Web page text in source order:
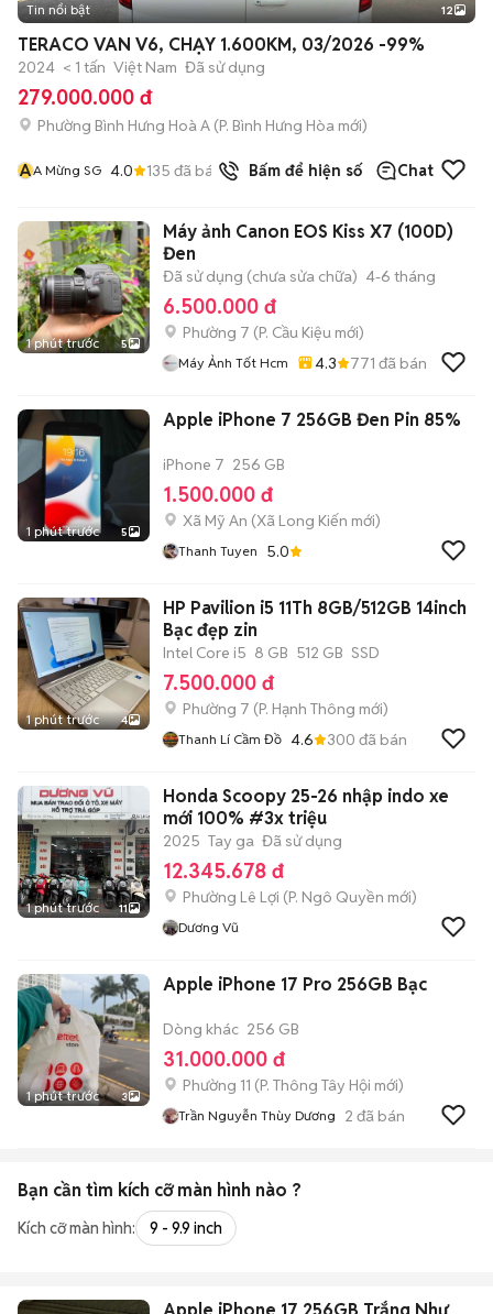
+2
Tin nổi bật 12
TERACO VAN V6, CHẠY 1.600KM, 03/2026 -99%
2024 < 1 tấn Việt Nam Đã sử dụng
279.000.000 đ
Phường Bình Hưng Hoà A (P. Bình Hưng Hòa mới)
AA Mừng SG 4.0 135 đã bán Bấm để hiện số Chat
1 phút trước 5
Máy ảnh Canon EOS Kiss X7 (100D)
Đen
Đã sử dụng (chưa sửa chữa) 4-6 tháng
6.500.000 đ
Phường 7 (P. Cầu Kiệu mới)
Máy Ảnh Tốt Hcm 4.3 771 đã bán
1 phút trước 5
Apple iPhone 7 256GB Đen Pin 85%
iPhone 7 256 GB
1.500.000 đ
Xã Mỹ An (Xã Long Kiến mới)
Thanh Tuyen 5.0
1 phút trước 4
HP Pavilion i5 11Th 8GB/512GB 14inch
Bạc đẹp zin
Intel Core i5 8 GB 512 GB SSD
7.500.000 đ
Phường 7 (P. Hạnh Thông mới)
Thanh Lí Cầm Đồ 4.6 300 đã bán
1 phút trước 11
Honda Scoopy 25-26 nhập indo xe
mới 100% #3x triệu
2025 Tay ga Đã sử dụng
12.345.678 đ
Phường Lê Lợi (P. Ngô Quyền mới)
Dương Vũ
1 phút trước 3
Apple iPhone 17 Pro 256GB Bạc
Dòng khác 256 GB
31.000.000 đ
Phường 11 (P. Thông Tây Hội mới)
Trần Nguyễn Thùy Dương 2 đã bán
Bạn cần tìm kích cỡ màn hình nào ?
Kích cỡ màn hình: 9 - 9.9 inch